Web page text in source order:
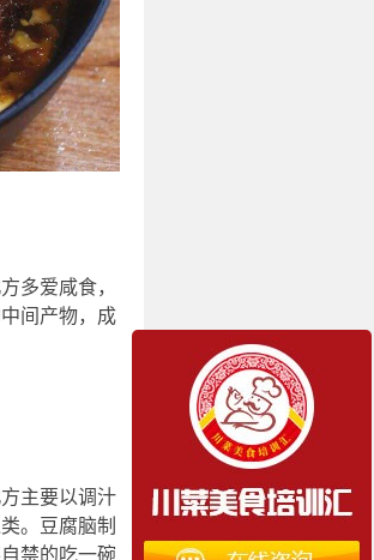
多爱咸食，
间产物，成
主要以调汁
。豆腐脑制
禁的吃一碗